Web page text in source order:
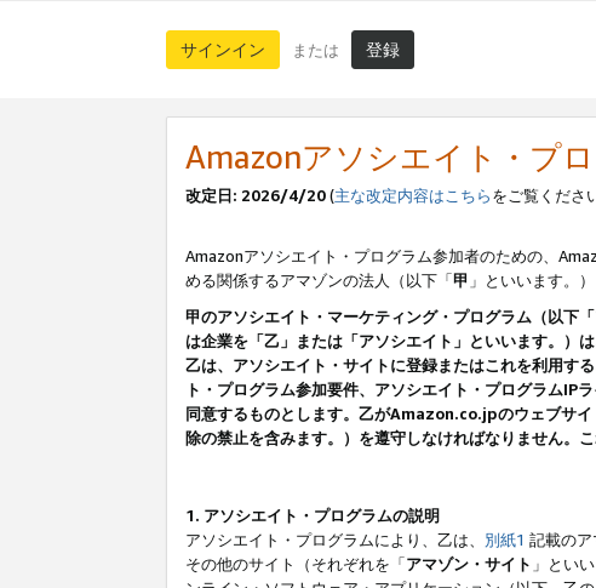
サインイン または 登録
Amazonアソシエイト・プ
改定日: 2026/4/20(主な改定内容はこちらをご覧くださ
Amazonアソシエイト・プログラム参加者のための、
める関係するアマゾンの法人（以下「甲 」といいます。
甲のアソシエイト・マーケティング・プログラム（以下
は企業を「乙」または「アソシエイト」といいます。）
乙は、アソシエイト・サイトに登録またはこれを利用す
ト・プログラム参加要件、アソシエイト・プログラムIP
同意するものとします。乙がAmazon.co.jpのウェブサ
除の禁止を含みます。）を遵守しなければなりません。
1. アソシエイト・プログラムの説明
アソシエイト・プログラムにより、乙は、 別紙1 記載のア
その他のサイト（それぞれを「アマゾン・サイト 」とい